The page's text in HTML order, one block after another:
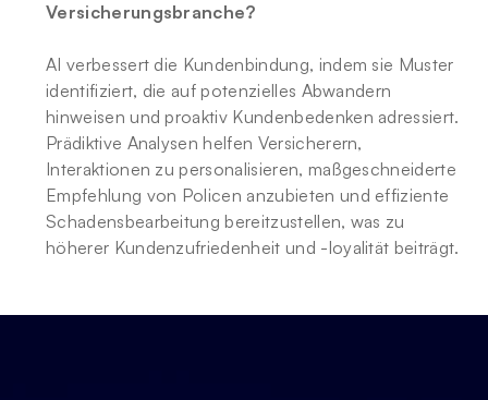
Versicherungsbranche?
AI verbessert die Kundenbindung, indem sie Muster
identifiziert, die auf potenzielles Abwandern
hinweisen und proaktiv Kundenbedenken adressiert.
Prädiktive Analysen helfen Versicherern,
Interaktionen zu personalisieren, maßgeschneiderte
Empfehlung von Policen anzubieten und effiziente
Schadensbearbeitung bereitzustellen, was zu
höherer Kundenzufriedenheit und -loyalität beiträgt.